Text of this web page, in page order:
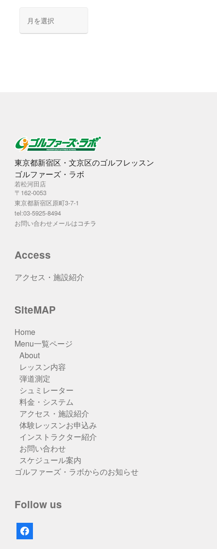
カ
東京都新宿区・文京区のゴルフレッスン
ゴルファーズ・ラボ
若松河田店
〒162-0053
東京都新宿区原町3-7-1
tel:03-5925-8494
お問い合わせメールはコチラ
Access
アクセス・施設紹介
SiteMAP
Home
Menu一覧ページ
About
レッスン内容
弾道測定
シュミレーター
料金・システム
アクセス・施設紹介
体験レッスンお申込み
インストラクター紹介
お問い合わせ
スケジュール案内
ゴルファーズ・ラボからのお知らせ
Follow us
facebook